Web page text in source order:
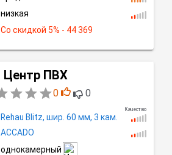
низкая
Со скидкой 5% - 44 369
Центр ПВХ
0 0
Качество
Rehau Blitz, шир. 60 мм, 3 кам.
ACCADO
однокамерный